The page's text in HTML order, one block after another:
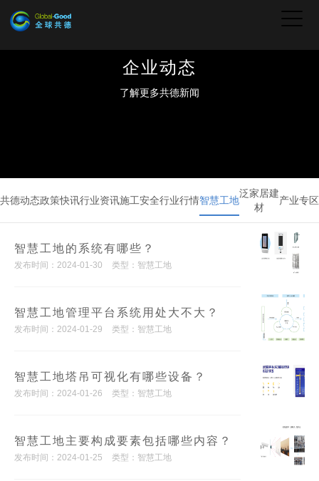
企业动态
了解更多共德新闻
共德动态政策快讯行业资讯施工安全行业行情智慧工地
泛家居建
材
产业专区
智慧工地的系统有哪些？
发布时间：2024-01-30 类型：智慧工地
智慧工地管理平台系统用处大不大？
发布时间：2024-01-29 类型：智慧工地
智慧工地塔吊可视化有哪些设备？
发布时间：2024-01-26 类型：智慧工地
智慧工地主要构成要素包括哪些内容？
发布时间：2024-01-25 类型：智慧工地